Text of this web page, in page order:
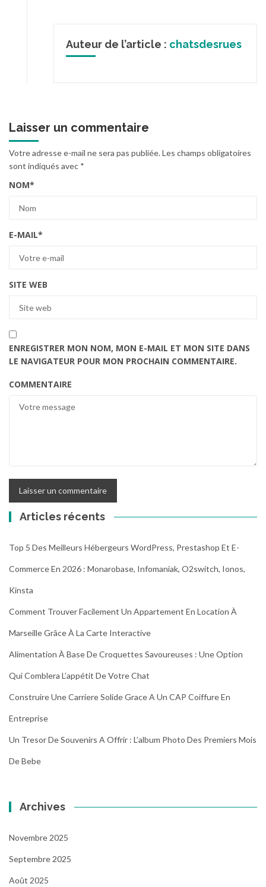
Auteur de l’article : chatsdesrues
Laisser un commentaire
Votre adresse e-mail ne sera pas publiée.Les champs obligatoires
sont indiqués avec *
NOM*
E-MAIL*
SITE WEB
ENREGISTRER MON NOM, MON E-MAIL ET MON SITE DANS
LE NAVIGATEUR POUR MON PROCHAIN COMMENTAIRE.
COMMENTAIRE
Articles récents
Top 5 Des Meilleurs Hébergeurs WordPress, Prestashop Et E-
Commerce En 2026 : Monarobase, Infomaniak, O2switch, Ionos,
Kinsta
Comment Trouver Facilement Un Appartement En Location À
Marseille Grâce À La Carte Interactive
Alimentation À Base De Croquettes Savoureuses : Une Option
Qui Comblera L’appétit De Votre Chat
Construire Une Carriere Solide Grace A Un CAP Coiffure En
Entreprise
Un Tresor De Souvenirs A Offrir : L’album Photo Des Premiers Mois
De Bebe
Archives
Novembre 2025
Septembre 2025
Août 2025